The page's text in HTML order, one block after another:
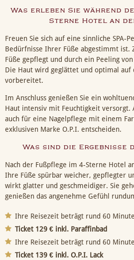
Was erleben Sie während
Sterne Hotel an
Freuen Sie sich auf eine sinnliche SPA-
Bedürfnisse Ihrer Füße abgestimmt ist.
Füße gepflegt und durch ein Peeling
Die Haut wird geglättet und optimal auf
vorbereitet.
Im Anschluss genießen Sie ein
Haut intensiv mit Feuchtigkeit versorgt.
auch für eine Nagelpflege mit einem
exklusiven Marke O.P.I. entscheiden.
Was sind die Ergebnisse
Nach der Fußpflege im 4-Sterne Hotel
Ihre Füße spürbar weicher, gepflegter
wirkt glatter und geschmeidiger. Sie
genießen das angenehme Gefühl
Ihre Reisezeit beträgt rund 60
Ticket 129 € inkl. Paraffinbad
Ihre Reisezeit beträgt rund 60
Ticket 139 € inkl. O.P.I. Lack